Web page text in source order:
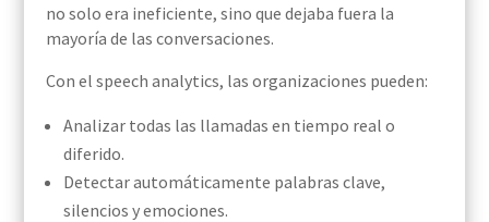
no solo era ineficiente, sino que dejaba fuera la
mayoría de las conversaciones.
Con el speech analytics, las organizaciones pueden:
Analizar todas las llamadas en tiempo real o
diferido.
Detectar automáticamente palabras clave,
silencios y emociones.